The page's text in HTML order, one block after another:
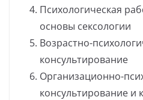
Психологическая
основы сексологии
Возрастно-
консультирование
Организационно-
консультирование и